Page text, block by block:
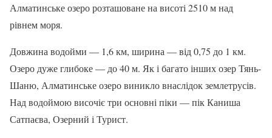
Алматинське озеро розташоване на висоті 2510 м над
рівнем моря.
Довжина водойми — 1,6 км, ширина — від 0,75 до 1 км.
Озеро дуже глибоке — до 40 м. Як і багато інших озер Тянь-
Шаню, Алматинське озеро виникло внаслідок землетрусів.
Над водоймою височіє три основні піки — пік Каниша
Сатпаєва, Озерний і Турист.